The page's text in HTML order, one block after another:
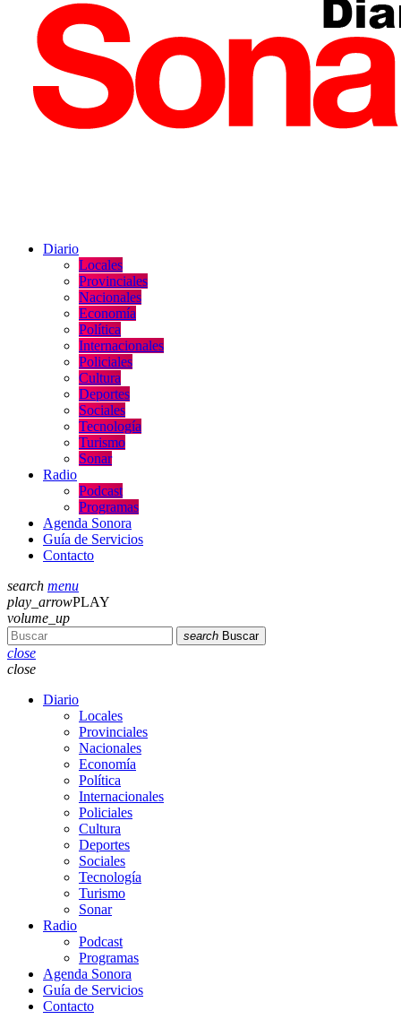
Diario
Locales
Provinciales
Nacionales
Economía
Política
Internacionales
Policiales
Cultura
Deportes
Sociales
Tecnología
Turismo
Sonar
Radio
Podcast
Programas
Agenda Sonora
Guía de Servicios
Contacto
search menu
play_arrowPLAY
volume_up
search Buscar
close
close
Diario
Locales
Provinciales
Nacionales
Economía
Política
Internacionales
Policiales
Cultura
Deportes
Sociales
Tecnología
Turismo
Sonar
Radio
Podcast
Programas
Agenda Sonora
Guía de Servicios
Contacto